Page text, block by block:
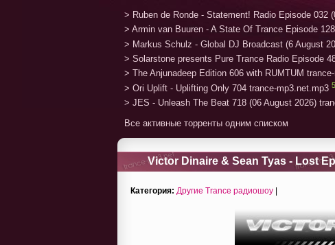
> Ruben de Ronde - Statement! Radio Episode 032
> Armin van Buuren - A State Of Trance Episode
> Markus Schulz - Global DJ Broadcast (6 August
> Solarstone presents Pure Trance Radio Episode
> The Anjunadeep Edition 606 with RUMTUM
> Ori Uplift - Uplifting Only 704 trance-mp3.net.mp3 5
> JES - Unleash The Beat 718 (06 August 2026)
Все активные торренты одним списком
Victor Dinaire & Sean Tyas - Lost
Категория: Другие Trance радиошоу |